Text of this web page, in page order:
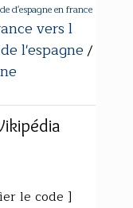
d'espagne en france
vers l
l'espagne/
le code ]